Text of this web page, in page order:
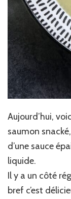
Aujourd’hui,
saumon
d’une sauce
liquide.
Il y a un côté
bref c’est